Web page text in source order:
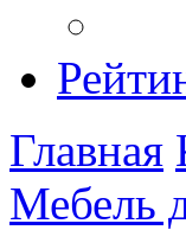
Главная
Мебель